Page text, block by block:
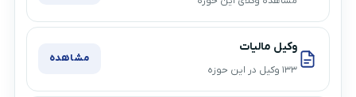
وکیل مالیات
۱۳۳ وکیل در این حوزه
مشاهده